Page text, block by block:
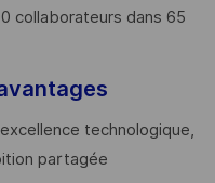
collaborateurs dans 65
technologique,
partagée